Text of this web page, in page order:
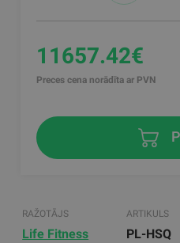
11657.42€
Preces cena norādīta ar PVN
RAŽOTĀJS
Life Fitness
ARTIKULS
PL-HSQ